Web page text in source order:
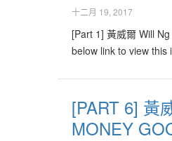
十二月 19, 2017
[Part 1] 黃威爾 Will
below link to view this
[PART 6] 黃
MONEY